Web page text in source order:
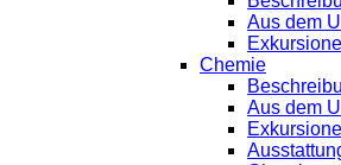
Aus dem
Chemie
Aus dem